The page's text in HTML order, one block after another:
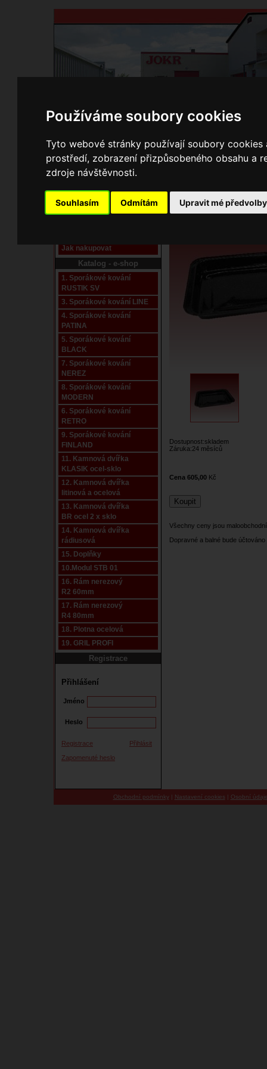
Používáme soubory cookies
Tyto webové stránky používají soubory
prostředí, zobrazení přizpůsobeného obsahu a
zdroje návštěvnosti.
Souhlasím Odmítám Upravit mé předvolby
Domů Kontakty Přihlášení Ke
Pracoviště laser
Nové pracoviště firmy
Jak nakupovat
Katalog - e-shop
1. Sporákové kování
RUSTIK SV
3. Sporákové kování LINE
4. Sporákové kování
PATINA
5. Sporákové kování
BLACK
7. Sporákové kování
NEREZ
8. Sporákové kování
MODERN
6. Sporákové kování
RETRO
9. Sporákové kování
FINLAND
11. Kamnová dvířka
KLASIK ocel-sklo
12. Kamnová dvířka
litinová a ocelová
13. Kamnová dvířka
BR ocel 2 x sklo
14. Kamnová dvířka
rádiusová
15. Doplňky
10.Modul STB 01
16. Rám nerezový
R2 60mm
17. Rám nerezový
R4 80mm
18. Plotna ocelová
19. GRIL PROFI
Registrace
Přihlášení
Jméno
Heslo
Registrace
Přihlásit
Zapomenuté heslo
E-shop JOKR
Dostupnost:skladem
Záruka:24 měsíců
Cena 605,00 Kč
Všechny ceny jsou
Dopravné a balné bude
Obchodní podmínky| Nastavení cookies | Osobní